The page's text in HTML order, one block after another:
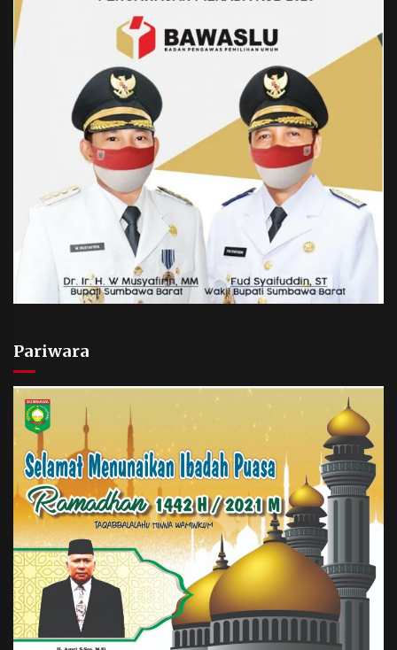
Pariwara